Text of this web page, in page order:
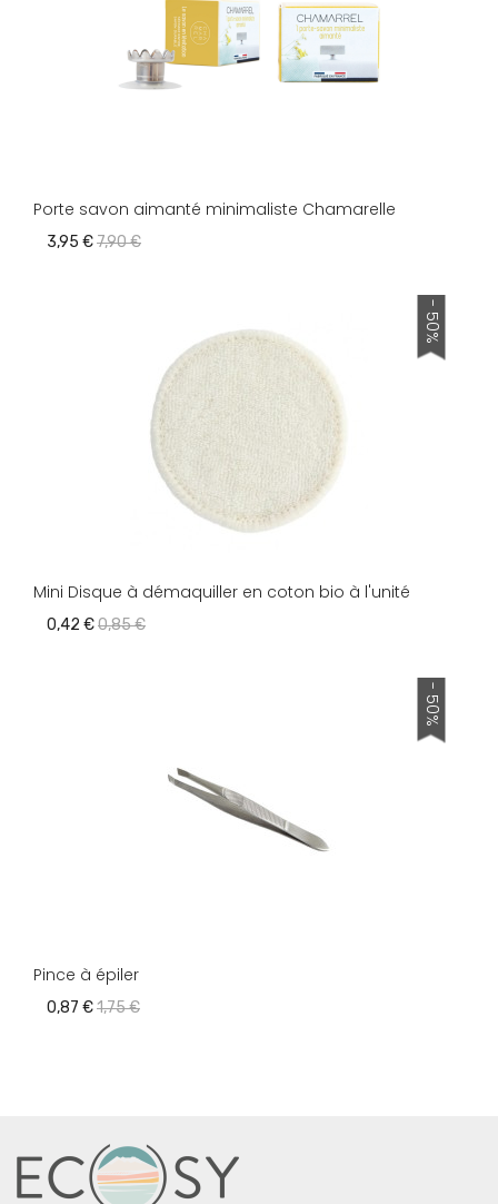
Porte savon aimanté minimaliste Chamarelle
3,95 €7,90 €
- 50%
Mini Disque à démaquiller en coton bio à l'unité
0,42 €0,85 €
- 50%
Pince à épiler
0,87 €1,75 €